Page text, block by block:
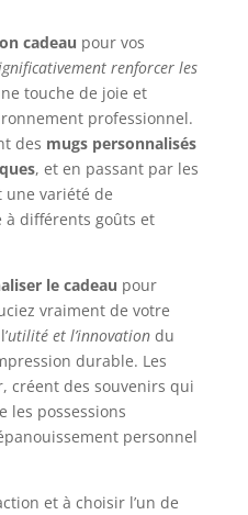
cadeau pour vos
renforcer les
touche de joie et
professionnel.
des mugs personnalisés
, et en passant par les
une variété de
différents goûts et
le cadeau pour
vraiment de votre
utilité et l’innovationdu
durable. Les
créent des souvenirs qui
les possessions
personnel
et à choisir l’un de